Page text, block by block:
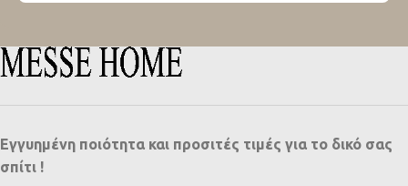
Εγγυημένη ποιότητα και προσιτές τιμές για το δικό σας
σπίτι !